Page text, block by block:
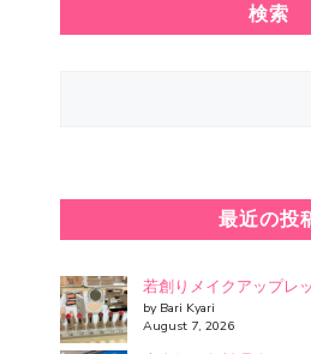
検索
最近の投
若創りメイクアップレ
by Bari Kyari
August 7, 2026